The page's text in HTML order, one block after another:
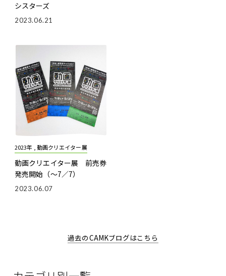
シスターズ
2023.06.21
2023年 , 動画クリエイター展
動画クリエイター展 前売券
発売開始（～7／7）
2023.06.07
過去のCAMKブログはこちら